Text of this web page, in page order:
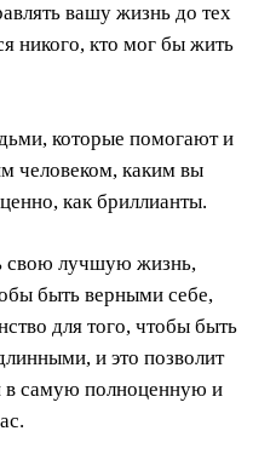
вашу жизнь до тех
никого, кто мог бы жить
которые помогают и
человеком, каким вы
как бриллианты.
свою лучшую жизнь,
быть верными себе,
для того, чтобы быть
и это позволит
в самую полноценную и